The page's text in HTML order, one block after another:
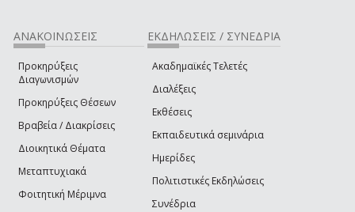
ΑΝΑΚΟΙΝΩΣΕΙΣ
Προκηρύξεις
Διαγωνισμών
Προκηρύξεις Θέσεων
Βραβεία / Διακρίσεις
Διοικητικά Θέματα
Μεταπτυχιακά
Φοιτητική Μέριμνα
ΕΚΔΗΛΩΣΕΙΣ / ΣΥΝΕΔΡΙΑ
Ακαδημαϊκές Τελετές
Διαλέξεις
Εκθέσεις
Εκπαιδευτικά σεμινάρια
Ημερίδες
Πολιτιστικές Εκδηλώσεις
Συνέδρια